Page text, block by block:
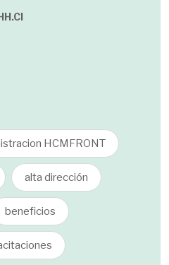
HCMFRONT
alta dirección
beneficios